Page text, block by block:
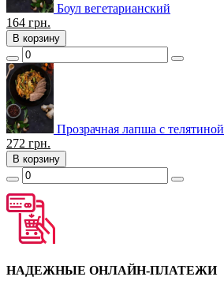
Боул вегетарианский
164 грн.
В корзину
Прозрачная лапша с телятиной
272 грн.
В корзину
НАДЕЖНЫЕ ОНЛАЙН-ПЛАТЕЖИ